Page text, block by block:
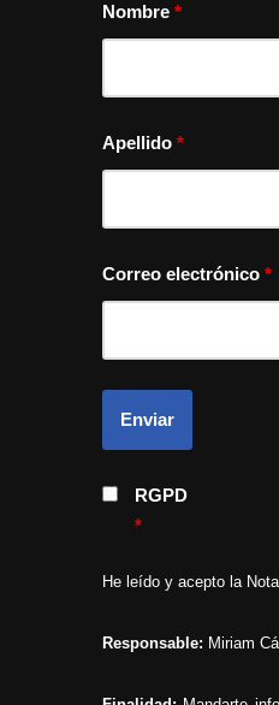
Nombre *
Apellido *
Correo electrónico *
RGPD
*
He leído y acepto la
Responsable: Miriam